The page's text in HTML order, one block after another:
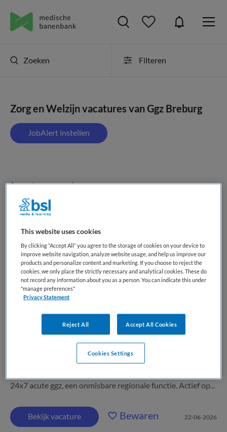
Zoeken Filteren
Zorg en Welzijn vacatures van Ggz Breburg
JobAlert instellen
1 vacature gevonden
GGz Breburg (via Ebbinge),Tilburg
WO
Parttime
Vaste aanstelling
GGz Breburg biedt, als voornaamste aanbieder,
specialistische zorg aan mensen met vaak zeer complexe
psychiatrische problematiek in de regio’s West-, Oost- en
24x7 acute ggz, een onmisbare regionale functie. Actief op...
Bekijk vacature Bewaren 22-06-2026
This website uses cookies
By clicking “Accept All” you agree to the storage of cookies on your device to
improve website navigation, analyze website usage, and help us improve our
products and personalize content and marketing. If you choose to reject the
cookies, we only place the strictly necessary and analytical cookies. These do
not record any information about you as a person. You can indicate this under
"manage preferences"
Privacy Statement
Reject All Accept All Cookies
Cookies Settings